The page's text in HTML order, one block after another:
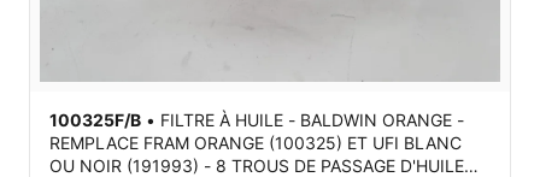
100325F/B • FILTRE À HUILE - BALDWIN ORANGE -
REMPLACE FRAM ORANGE (100325) ET UFI BLANC
OU NOIR (191993) - 8 TROUS DE PASSAGE D'HUILE